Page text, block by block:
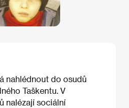
nahlédnout do osudů
Taškentu. V
nalézají sociální